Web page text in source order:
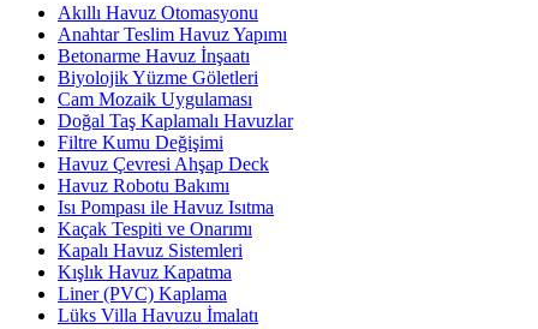
Akıllı Havuz Otomasyonu
Anahtar Teslim Havuz Yapımı
Betonarme Havuz İnşaatı
Biyolojik Yüzme Göletleri
Cam Mozaik Uygulaması
Doğal Taş Kaplamalı Havuzlar
Filtre Kumu Değişimi
Havuz Çevresi Ahşap Deck
Havuz Robotu Bakımı
Isı Pompası ile Havuz Isıtma
Kaçak Tespiti ve Onarımı
Kapalı Havuz Sistemleri
Kışlık Havuz Kapatma
Liner (PVC) Kaplama
Lüks Villa Havuzu İmalatı